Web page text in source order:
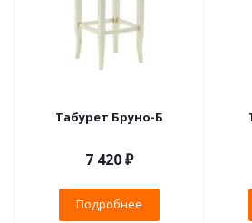
Табурет Бруно-Б
7 420 ₽
Подробнее